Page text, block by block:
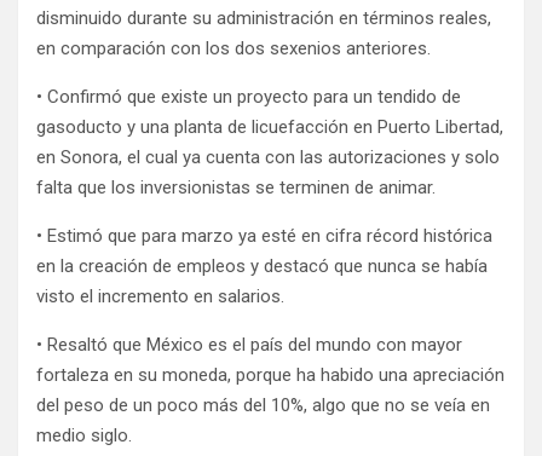
disminuido durante su administración en términos reales,
en comparación con los dos sexenios anteriores.
• Confirmó que existe un proyecto para un tendido de
gasoducto y una planta de licuefacción en Puerto Libertad,
en Sonora, el cual ya cuenta con las autorizaciones y solo
falta que los inversionistas se terminen de animar.
• Estimó que para marzo ya esté en cifra récord histórica
en la creación de empleos y destacó que nunca se había
visto el incremento en salarios.
• Resaltó que México es el país del mundo con mayor
fortaleza en su moneda, porque ha habido una apreciación
del peso de un poco más del 10%, algo que no se veía en
medio siglo.